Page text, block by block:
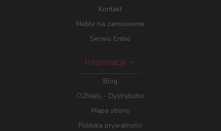
Kontakt
Meble na zamówienie
Serwis Enbio
Informacje
Blog
O2Nails - Dystrybutor
Mapa strony
Polityka prywatności